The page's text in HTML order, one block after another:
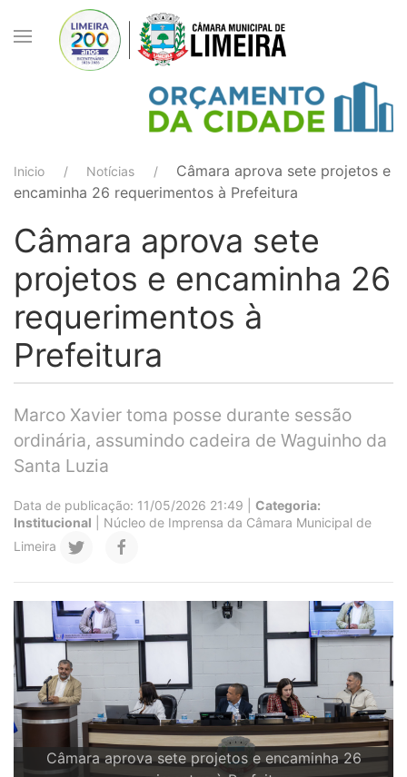
Inicio Notícias
Câmara aprova sete projetos e
encaminha 26 requerimentos à Prefeitura
Câmara aprova sete
projetos e encaminha 26
requerimentos à
Prefeitura
Marco Xavier toma posse durante sessão
ordinária, assumindo cadeira de Waguinho da
Santa Luzia
Data de publicação: 11/05/2026 21:49 | Categoria:
Institucional | Núcleo de Imprensa da Câmara Municipal de
Limeira
Câmara aprova sete projetos e encaminha 26